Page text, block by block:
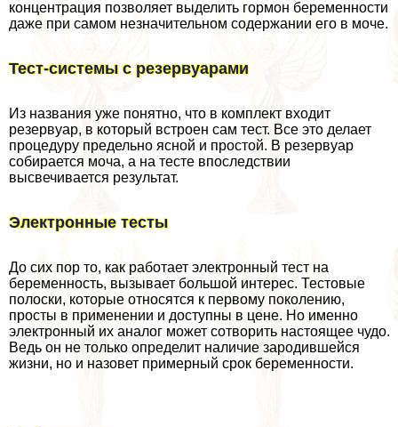
концентрация позволяет выделить гормон беременности
даже при самом незначительном содержании его в моче.
Тест-системы с резервуарами
Из названия уже понятно, что в комплект входит
резервуар, в который встроен сам тест. Все это делает
процедуру предельно ясной и простой. В резервуар
собирается моча, а на тесте впоследствии
высвечивается результат.
Электронные тесты
До сих пор то, как работает электронный тест на
беременность, вызывает большой интерес. Тестовые
полоски, которые относятся к первому поколению,
просты в применении и доступны в цене. Но именно
электронный их аналог может сотворить настоящее чудо.
Ведь он не только определит наличие зародившейся
жизни, но и назовет примерный срок беременности.